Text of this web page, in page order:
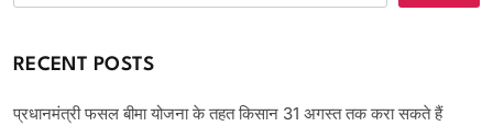
RECENT POSTS
प्रधानमंत्री फसल बीमा योजना के तहत किसान 31 अगस्त तक करा सकते हैं